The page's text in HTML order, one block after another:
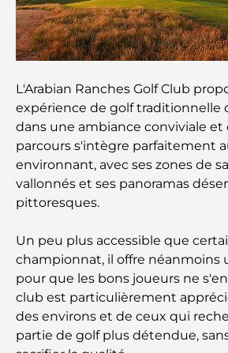
Les meilleures écoles près de
guide pour les familles
voyage culinaire
Découvrez la promenade de
balade placée sous le signe
panoramas.
Meilleurs quartiers où vivre en
Hôtels 5 étoiles à Dubaï : un
chaque voyageur
Que faire dans le centre-ville
guide ultime
L'Arabian Ranches Golf Club
expérience de golf traditionnelle
dans une ambiance conviviale et
parcours s'intègre parfaitement
environnant, avec ses zones de
vallonnés et ses panoramas
pittoresques.
Un peu plus accessible que
championnat, il offre néanmoins
pour que les bons joueurs ne
club est particulièrement
des environs et de ceux qui
partie de golf plus détendue,